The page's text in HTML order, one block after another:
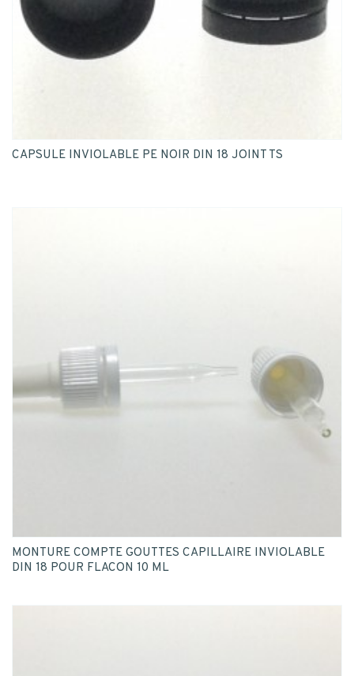
CAPSULE INVIOLABLE PE NOIR DIN 18 JOINT TS
MONTURE COMPTE GOUTTES CAPILLAIRE INVIOLABLE
DIN 18 POUR FLACON 10 ML